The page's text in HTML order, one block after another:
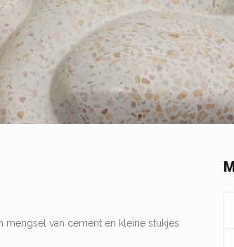
van cement en kleine stukjes